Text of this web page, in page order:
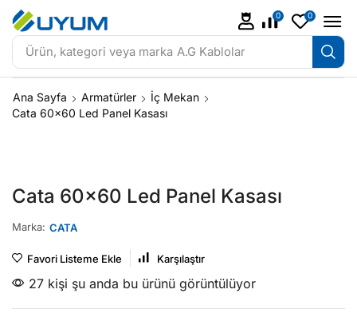
Ürün, kategori veya marka A.G Kablolar
0 0
Ana Sayfa Armatürler
İç Mekan
Cata 60×60 Led Panel Kasası
Cata 60×60 Led Panel Kasası
Marka: CATA
Favori Listeme Ekle Karşılaştır
27 kişi şu anda bu ürünü görüntülüyor